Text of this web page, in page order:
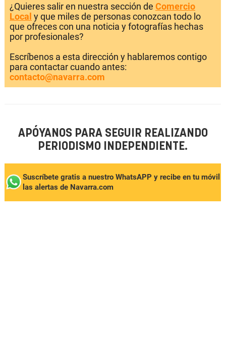
¿Quieres salir en nuestra sección de Comercio
Local y que miles de personas conozcan todo lo
que ofreces con una noticia y fotografías hechas
por profesionales?
Escríbenos a esta dirección y hablaremos contigo
para contactar cuando antes:
contacto@navarra.com
APÓYANOS PARA SEGUIR REALIZANDO
PERIODISMO INDEPENDIENTE.
Suscríbete gratis a nuestro WhatsAPP y recibe en tu móvil
las alertas de Navarra.com